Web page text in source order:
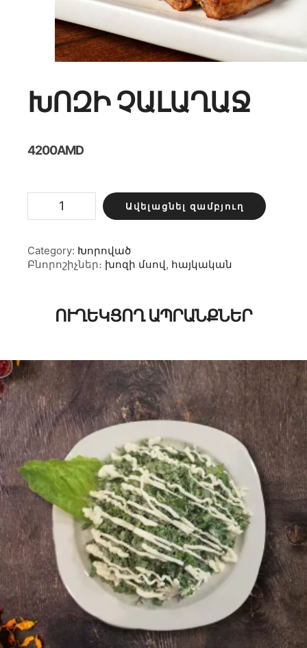
ԽՈԶԻ ՉԱԼԱՂԱՋ
4200AMD
չալաղաջ
քանակ
Ավելացնել զամբյուղ
Category: Խորոված
Բնորոշիչներ։ խոզի մսով, հայկական
ՈՒՂԵԿՑՈՂ ԱՊՐԱՆՔՆԵՐ
1500AMD